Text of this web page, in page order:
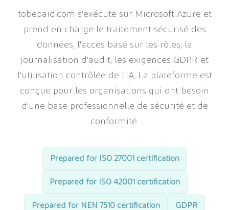
tobepaid.com s'exécute sur Microsoft Azure et
prend en charge le traitement sécurisé des
données, l'accès basé sur les rôles, la
journalisation d'audit, les exigences GDPR et
l'utilisation contrôlée de l'IA. La plateforme est
conçue pour les organisations qui ont besoin
d'une base professionnelle de sécurité et de
conformité.
Prepared for ISO 27001 certification
Prepared for ISO 42001 certification
Prepared for NEN 7510 certification GDPR